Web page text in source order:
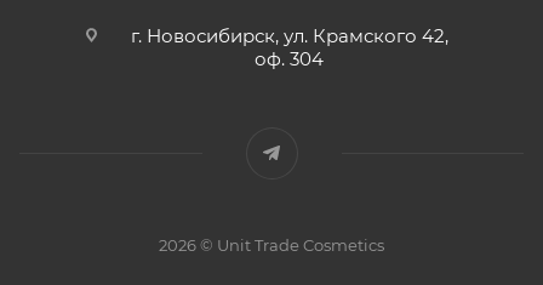
г. Новосибирск, ул. Крамского 42,
оф. 304
2026 © Unit Trade Cosmetics